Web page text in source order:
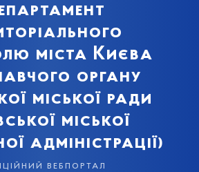
міста Києва
органу
міської ради
міської
адміністрації)
вебпортал